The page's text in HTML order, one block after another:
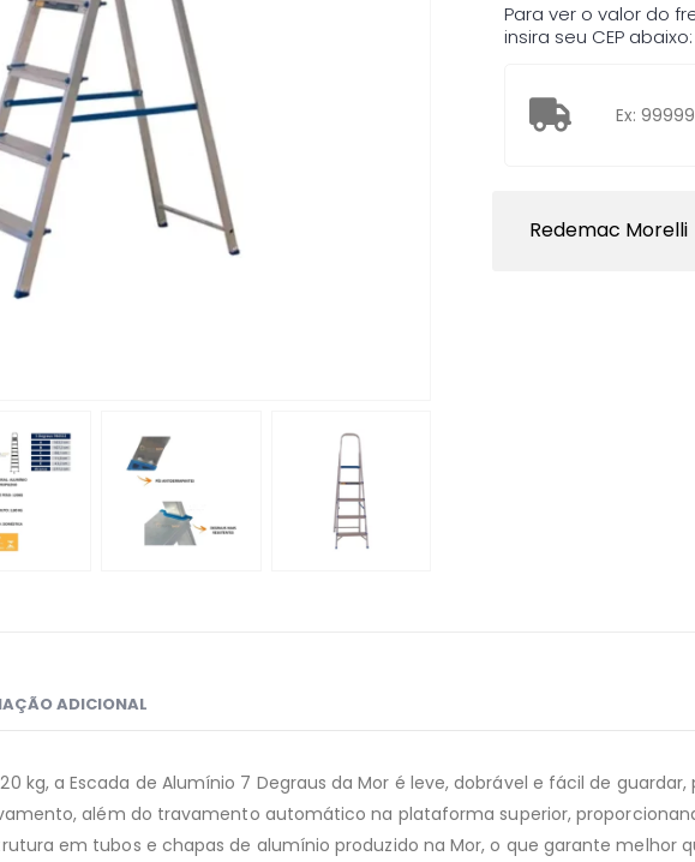
Para ver o valor do
insira seu CEP abaixo:
Redemac Morelli
ADICIONAL
kg, a Escada de Alumínio 7 Degraus da Mor é leve, dobrável e fácil de
além do travamento automático na plataforma superior,
em tubos e chapas de alumínio produzido na Mor, o que garante melhor